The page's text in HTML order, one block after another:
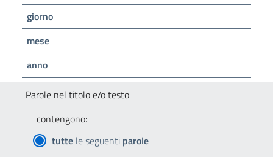
giorno
mese
anno
Parole nel titolo e/o testo
contengono:
tutte le seguenti parole